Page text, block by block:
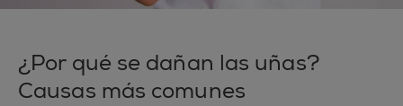
¿Por qué se dañan las uñas?
Causas más comunes